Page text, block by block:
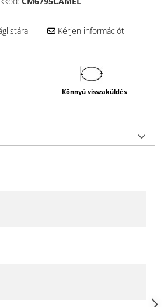
Kérjen információt
Könnyű visszaküldés